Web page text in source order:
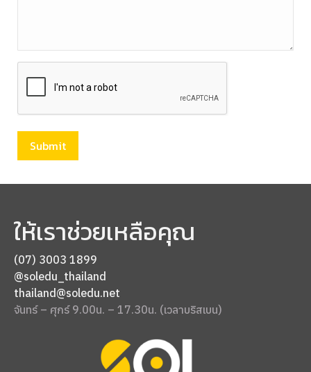
CAPTCHA
ให้เราช่วยเหลือคุณ
(07) 3003 1899
@soledu_thailand
thailand@soledu.net
จันทร์ – ศุกร์ 9.00น. – 17.30น. (เวลาบริสเบน)